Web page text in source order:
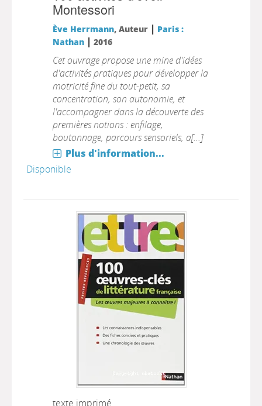
Montessori
Ève Herrmann, Auteur | Paris :
Nathan| 2016
Cet ouvrage propose une mine d'idées
d'activités pratiques pour développer la
motricité fine du tout-petit, sa
concentration, son autonomie, et
l'accompagner dans la découverte des
premières notions : enfilage,
boutonnage, parcours sensoriels, a[...]
Plus d'information...
Disponible
texte imprimé